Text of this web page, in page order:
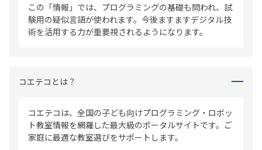
この「情報」では、プログラミングの基礎も問われ、試
験用の疑似言語が使われます。今後ますますデジタル技
術を活用する力が重要視されるようになります。
コエテコとは？
コエテコは、全国の子ども向けプログラミング・ロボッ
ト教室情報を網羅した最大級のポータルサイトです。ご
家庭に最適な教室選びをサポートします。